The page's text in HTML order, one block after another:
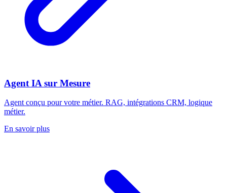
Agent IA sur Mesure
Agent conçu pour votre métier. RAG, intégrations CRM, logique
métier.
En savoir plus